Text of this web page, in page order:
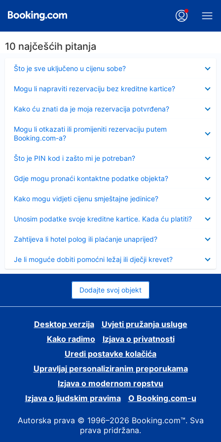
10 najčešćih pitanja
Što je sve uključeno u cijenu sobe?
Sažeto
Mogu li napraviti rezervaciju bez kreditne kartice?
Kako ću znati da je moja rezervacija potvrđena?
Mogu li otkazati ili promijeniti rezervaciju putem
Booking.com-a?
Što je PIN kod i zašto mi je potreban?
Sažeto
Gdje mogu pronaći kontaktne podatke objekta?
Kako mogu vidjeti cijenu smještajne jedinice?
Unosim podatke svoje kreditne kartice. Kada ću platiti?
Zahtijeva li hotel polog ili plaćanje unaprijed?
Je li moguće dobiti pomoćni ležaj ili dječji krevet?
Dodajte svoj objekt
Desktop verzija
Uvjeti pružanja usluge
Kako radimo
Izjava o privatnosti
Uredi postavke kolačića
Upravljaj personaliziranim preporukama
Izjava o modernom ropstvu
Izjava o ljudskim pravima
O Booking.com-u
Autorska prava © 1996–2026 Booking.com™. Sva
prava pridržana.